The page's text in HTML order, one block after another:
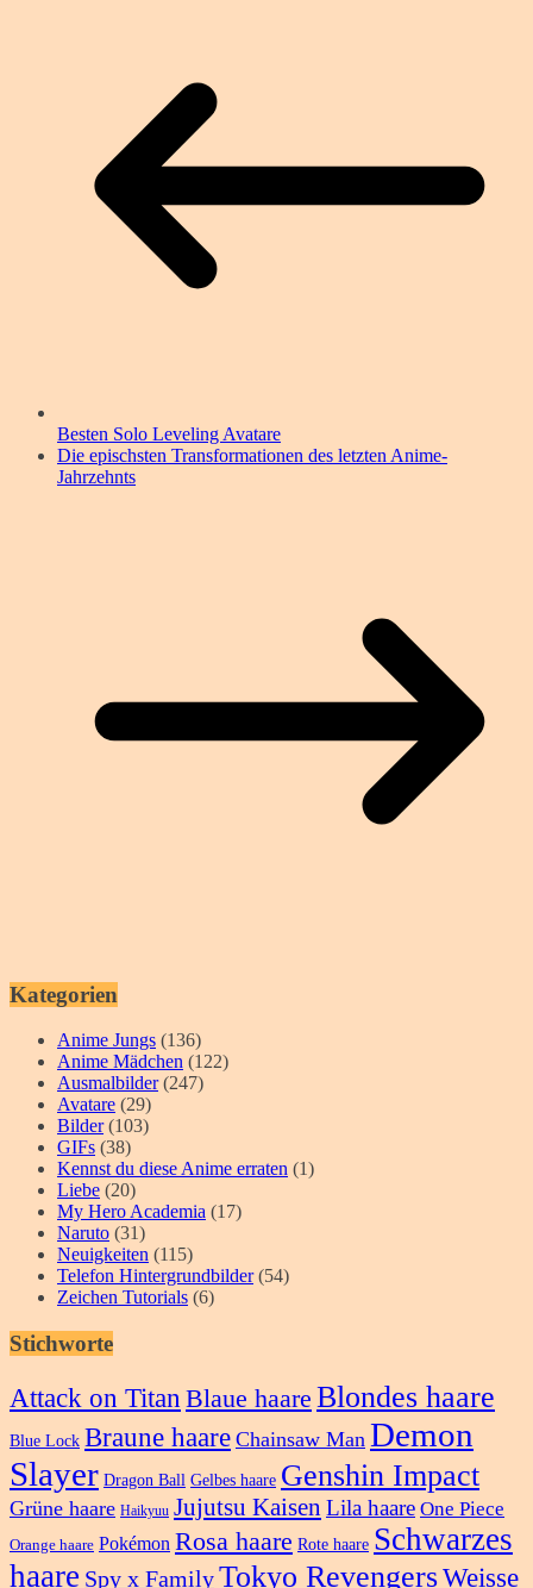
Besten Solo Leveling Avatare
Die epischsten Transformationen des letzten Anime-
Jahrzehnts
Kategorien
Anime Jungs (136)
Anime Mädchen (122)
Ausmalbilder(247)
Avatare (29)
Bilder(103)
GIFs (38)
Kennst du diese Anime erraten (1)
Liebe (20)
My Hero Academia (17)
Naruto (31)
Neuigkeiten (115)
Telefon Hintergrundbilder(54)
Zeichen Tutorials (6)
Stichworte
Attack on Titan Blaue haare Blondes haare
Blue Lock Braune haare Chainsaw Man Demon
Slayer Dragon Ball Gelbes haare Genshin Impact
Grüne haare Haikyuu Jujutsu Kaisen Lila haare One Piece
Orange haare Pokémon Rosa haare Rote haare Schwarzes
haare Spy x FamilyTokyo RevengersWeisse